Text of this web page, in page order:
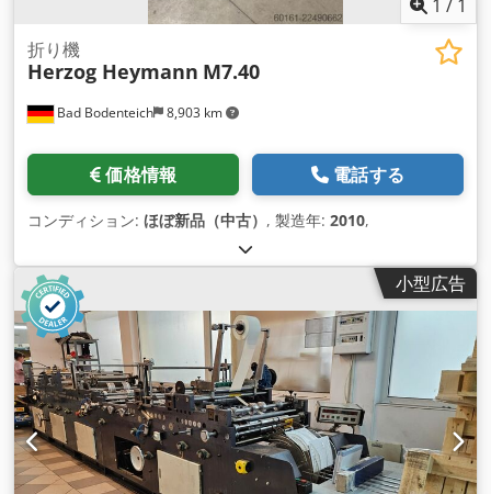
1 / 1
Bad Bodenteich 8,903 km
折り機
Herzog Heymann M7.40
価格情報 電話する
コンディション: ほぼ新品（中古） , 製造年: 2010,
小型広告